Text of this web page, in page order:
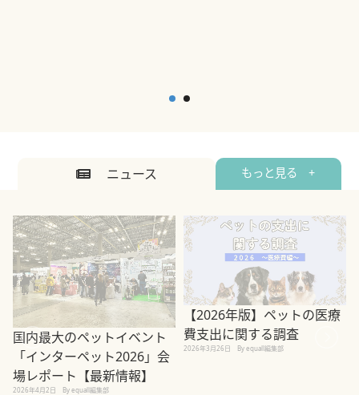
ニュース もっと見る +
国内最大のペットイベント
「インターペット2026」会
場レポート【最新情報】
2026年4月2日 By equall編集部
【2026年版】ペットの医療
費支出に関する調査
2026年3月26日 By equall編集部